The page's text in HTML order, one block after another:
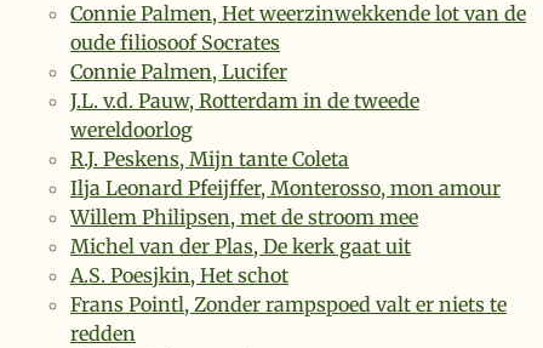
Connie Palmen, Het weerzinwekkende lot van de
oude filiosoof Socrates
Connie Palmen, Lucifer
J.L. v.d. Pauw, Rotterdam in de tweede
wereldoorlog
R.J. Peskens, Mijn tante Coleta
Ilja Leonard Pfeijffer, Monterosso, mon amour
Willem Philipsen, met de stroom mee
Michel van der Plas, De kerk gaat uit
A.S. Poesjkin, Het schot
Frans Pointl, Zonder rampspoed valt er niets te
redden